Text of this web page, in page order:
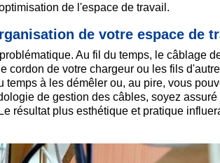
de l'espace de travail.
de votre espace de
Au fil du temps, le câblage
cordon de votre chargeur ou les fils
à les démêler ou, au pire, vous
de gestion des câbles, soyez assuré
résultat plus esthétique et pratique